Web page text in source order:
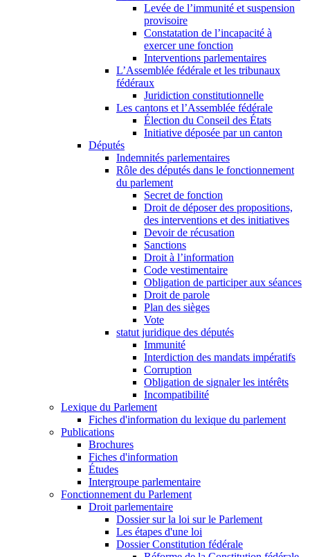
Levée de l’immunité et suspension
provisoire
Constatation de l’incapacité à
exercer une fonction
Interventions parlementaires
L’Assemblée fédérale et les tribunaux
fédéraux
Juridiction constitutionnelle
Les cantons et l’Assemblée fédérale
Élection du Conseil des États
Initiative déposée par un canton
Députés
Indemnités parlementaires
Rôle des députés dans le fonctionnement
du parlement
Secret de fonction
Droit de déposer des propositions,
des interventions et des initiatives
Devoir de récusation
Sanctions
Droit à l’information
Code vestimentaire
Obligation de participer aux séances
Droit de parole
Plan des sièges
Vote
statut juridique des députés
Immunité
Interdiction des mandats impératifs
Corruption
Obligation de signaler les intérêts
Incompatibilité
Lexique du Parlement
Fiches d'information du lexique du parlement
Publications
Brochures
Fiches d'information
Études
Intergroupe parlementaire
Fonctionnement du Parlement
Droit parlementaire
Dossier sur la loi sur le Parlement
Les étapes d'une loi
Dossier Constitution fédérale